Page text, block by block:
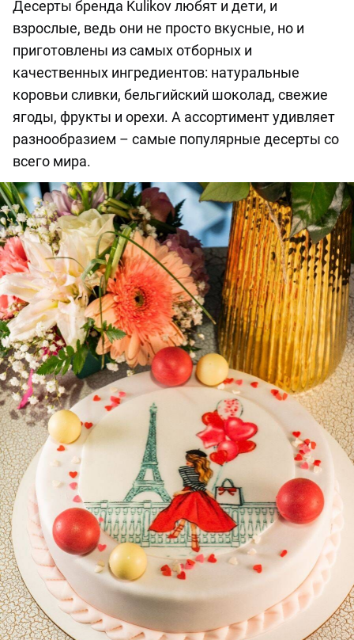
Десерты бренда Kulikov любят и дети, и
взрослые, ведь они не просто вкусные, но и
приготовлены из самых отборных и
качественных ингредиентов: натуральные
коровьи сливки, бельгийский шоколад, свежие
ягоды, фрукты и орехи. А ассортимент удивляет
разнообразием – самые популярные десерты со
всего мира.